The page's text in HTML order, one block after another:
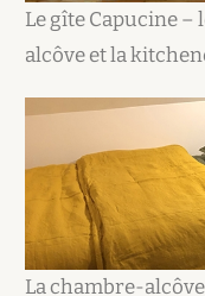
Le gîte Capucine –
alcôve et la
La chambre-